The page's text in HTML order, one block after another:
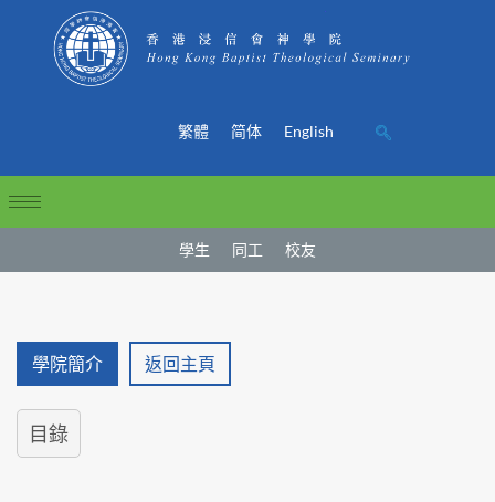
繁體 简体 English
學生 同工 校友
學院簡介 返回主頁
目錄